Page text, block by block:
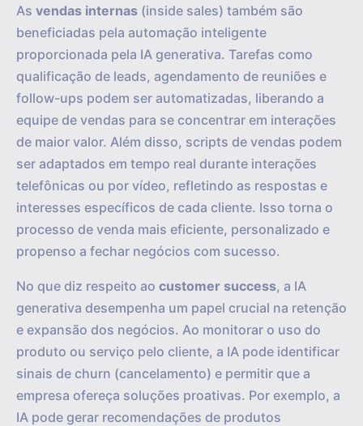
As vendas internas (inside sales) também são
beneficiadas pela automação inteligente
proporcionada pela IA generativa. Tarefas como
qualificação de leads, agendamento de reuniões e
follow-ups podem ser automatizadas, liberando a
equipe de vendas para se concentrar em interações
de maior valor. Além disso, scripts de vendas podem
ser adaptados em tempo real durante interações
telefônicas ou por vídeo, refletindo as respostas e
interesses específicos de cada cliente. Isso torna o
processo de venda mais eficiente, personalizado e
propenso a fechar negócios com sucesso.
No que diz respeito ao customer success, a IA
generativa desempenha um papel crucial na retenção
e expansão dos negócios. Ao monitorar o uso do
produto ou serviço pelo cliente, a IA pode identificar
sinais de churn (cancelamento) e permitir que a
empresa ofereça soluções proativas. Por exemplo, a
IA pode gerar recomendações de produtos